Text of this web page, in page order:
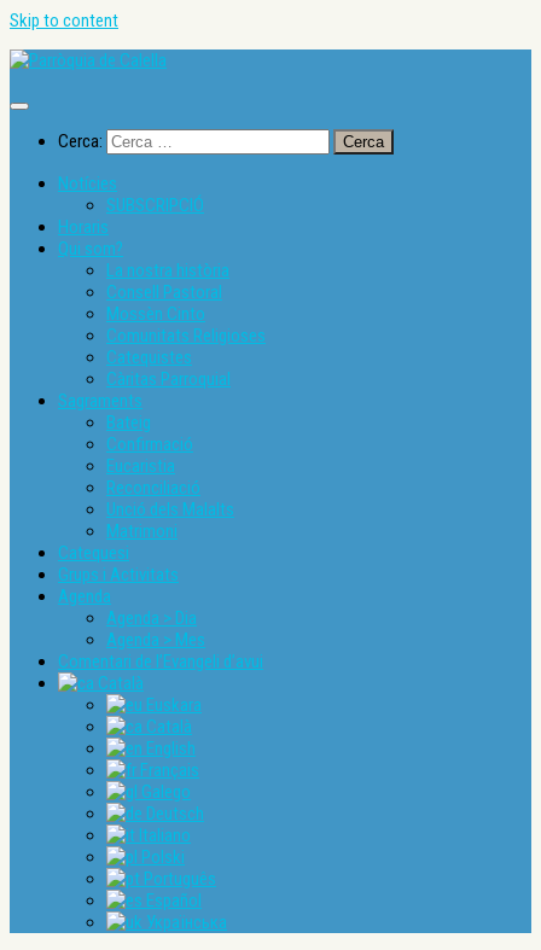
Skip to content
Cerca:
Notícies
SUBSCRIPCIÓ
Horaris
Qui som?
La nostra història
Consell Pastoral
Mossèn Cinto
Comunitats Religioses
Catequistes
Càritas Parroquial
Sagraments
Bateig
Confirmació
Eucaristia
Reconciliació
Unció dels Malalts
Matrimoni
Catequesi
Grups i Activitats
Agenda
Agenda > Dia
Agenda > Mes
Comentari de l’Evangeli d’avui
Català
Euskara
Català
English
Français
Galego
Deutsch
Italiano
Polski
Português
Español
Українська